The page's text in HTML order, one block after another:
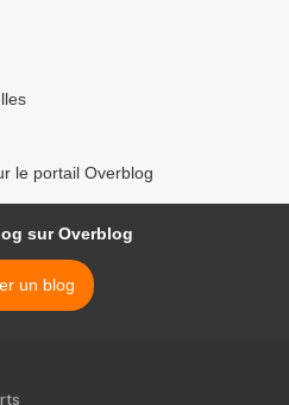
le portail Overblog
sur Overblog
un blog